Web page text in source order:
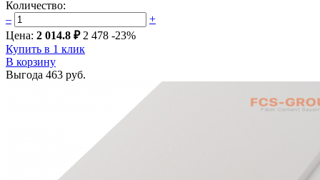
Количество:
–
+
Цена: 2 014.8 ₽ 2 478 -23%
Купить в 1 клик
В корзину
Выгода 463 руб.